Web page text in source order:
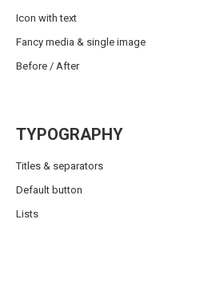
Icon with text
Fancy media & single image
Before / After
TYPOGRAPHY
Titles & separators
Default button
Lists